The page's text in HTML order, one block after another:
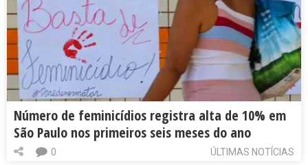
Número de feminicídios registra alta de 10% em
São Paulo nos primeiros seis meses do ano
ÚLTIMAS NOTÍCIAS
0